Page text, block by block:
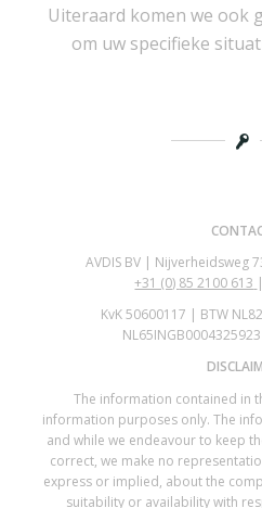
Uiteraard komen we ook
om uw specifieke
AVDIS BV | Nijverheidsweg
+31 (0) 85 2100 613 |
KvK 50600117 | BTW
The information contained in
information purposes only. The
and while we endeavour to keep
correct, we make no
express or implied, about the
suitability or availability with